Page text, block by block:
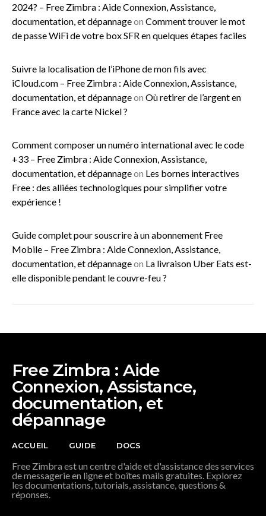
2024? – Free Zimbra : Aide Connexion, Assistance,
documentation, et dépannageon Comment trouver le mot
de passe WiFi de votre box SFR en quelques étapes faciles
Suivre la localisation de l’iPhone de mon fils avec
iCloud.com – Free Zimbra : Aide Connexion, Assistance,
documentation, et dépannageon Où retirer de l’argent en
France avec la carte Nickel ?
Comment composer un numéro international avec le code
+33 – Free Zimbra : Aide Connexion, Assistance,
documentation, et dépannageon Les bornes interactives
Free : des alliées technologiques pour simplifier votre
expérience !
Guide complet pour souscrire à un abonnement Free
Mobile – Free Zimbra : Aide Connexion, Assistance,
documentation, et dépannageon La livraison Uber Eats est-
elle disponible pendant le couvre-feu ?
Free Zimbra : Aide
Connexion, Assistance,
documentation, et
dépannage
ACCUEIL GUIDE DOCS
Free Zimbra est un centre d'aide et d'assistance des services
de messagerie en ligne et boîtes mails gratuites. Explorez
les documentations, tutorials, assistance, questions &
réponses.